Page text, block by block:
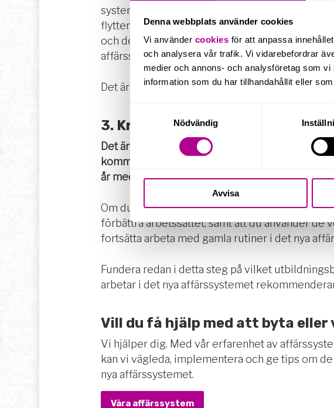
Denna webbplats använder cookies
Vi använder cookies för att anpassa
och analysera vår trafik. Vi vidarebefordrar
medier och annons- och analysföretag som
information som du har tillhandahållit eller
Nödvändig
Avvisa
systemet. De har troligen själva en bra bild av
flytten. Exempelvis ekonomer eller
och det är därför viktigt att säkerställa att alla
affärssystem.
Det är även arbetsgruppen som kommer att ha
3. Krav på de anställda
Det är viktigt att vara medveten om kraven på
kommer det behöva ske en mental
år med samma gamla rutiner.
Om du ska börja arbeta i ett molnbaserat
förbättra arbetssättet, samt att du använder de
fortsätta arbeta med gamla rutiner i det nya
Fundera redan i detta steg på vilket
arbetar i det nya affärssystemet
Vill du få hjälp med att byta
Vi hjälper dig. Med vår erfarenhet av
kan vi vägleda, implementera och ge tips om
nya affärssystemet.
Våra affärssystem